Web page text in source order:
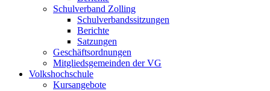
Schulverband Zolling
Schulverbandssitzungen
Berichte
Satzungen
Geschäftsordnungen
Mitgliedsgemeinden der VG
Volkshochschule
Kursangebote